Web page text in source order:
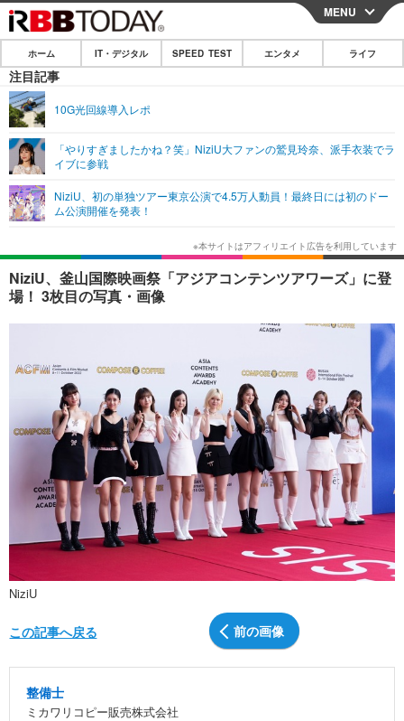
CLOSE
ホーム
IT・デジタル
ネタ
ショッピング その他
SPEED TEST
エンタメ
エンタメTOP
韓国・芸能
音楽 スポーツ
ライフ
ライフTOP グルメ
ペット ショッピング
その他
リリース一覧
プッシュ通知の停止方法
MENU
ホーム IT・デジタル SPEED TEST エンタメ ライフ
注目記事
10G光回線導入レポ
「やりすぎましたかね？笑」NiziU大ファンの鷲見玲奈、派手衣装でラ
イブに参戦
NiziU、初の単独ツアー東京公演で4.5万人動員！最終日には初のドー
ム公演開催を発表！
NiziU、釜山国際映画祭「アジアコンテンツアワーズ」に登
場！ 3枚目の写真・画像
NiziU
前の画像
この記事へ戻る
整備士
ミカワリコピー販売株式会社